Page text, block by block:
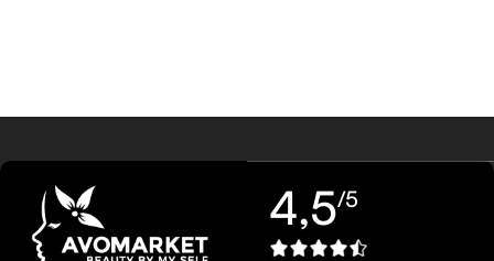
4,5/5